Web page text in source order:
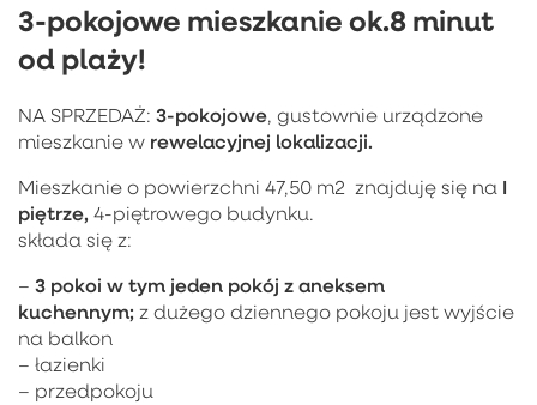
3-pokojowe mieszkanie ok.8 minut
od plaży!
NA SPRZEDAŻ: 3-pokojowe, gustownie urządzone
mieszkanie w rewelacyjnej lokalizacji.
Mieszkanie o powierzchni 47,50 m2 znajduję się na I
piętrze, 4-piętrowego budynku.
składa się z:
– 3 pokoi w tym jeden pokój z aneksem
kuchennym; z dużego dziennego pokoju jest wyjście
na balkon
– łazienki
– przedpokoju